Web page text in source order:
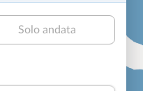
Solo andata